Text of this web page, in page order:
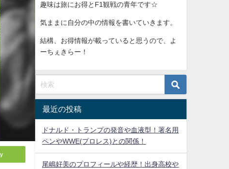
趣味は旅にお得とF1観戦の青年です☆
気ままに自分の中の情報を書いていきます。
結構、お得情報が載っていると思うので、よ
ーちぇきらー！
最近の投稿
ドナルド・トランプの発音や血液型！署名用
ペンやWWE(プロレス)との関係！
尾嶋好美のプロフィールや経歴！出身高校や